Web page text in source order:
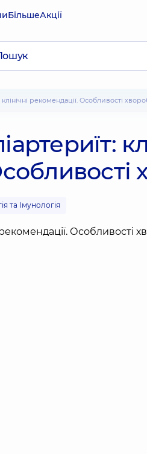
БільшеАкції
рекомендації. Особливості
та Імунологія